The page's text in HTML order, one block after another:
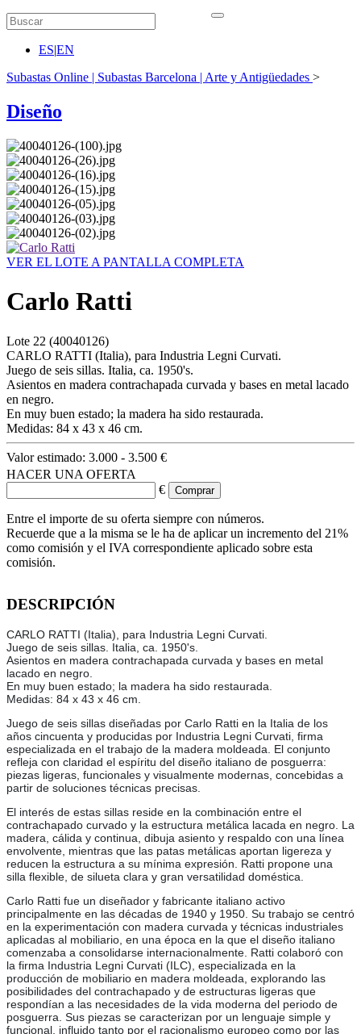
ES|EN
Subastas Online | Subastas Barcelona | Arte y Antigüedades >
Diseño
VER EL LOTE A PANTALLA COMPLETA
Carlo Ratti
Lote 22 (40040126)
CARLO RATTI (Italia), para Industria Legni Curvati.
Juego de seis sillas. Italia, ca. 1950's.
Asientos en madera contrachapada curvada y bases en metal lacado
en negro.
En muy buen estado; la madera ha sido restaurada.
Medidas: 84 x 43 x 46 cm.
Valor estimado: 3.000 - 3.500 €
HACER UNA OFERTA
€
Entre el importe de su oferta siempre con números.
Recuerde que a la misma se le ha de aplicar un incremento del 21%
como comisión y el IVA correspondiente aplicado sobre esta
comisión.
DESCRIPCIÓN
CARLO RATTI (Italia), para Industria Legni Curvati.
Juego de seis sillas. Italia, ca. 1950's.
Asientos en madera contrachapada curvada y bases en metal
lacado en negro.
En muy buen estado; la madera ha sido restaurada.
Medidas: 84 x 43 x 46 cm.
Juego de seis sillas diseñadas por Carlo Ratti en la Italia de los
años cincuenta y producidas por Industria Legni Curvati, firma
especializada en el trabajo de la madera moldeada. El conjunto
refleja con claridad el espíritu del diseño italiano de posguerra:
piezas ligeras, funcionales y visualmente modernas, concebidas a
partir de soluciones técnicas precisas.
El interés de estas sillas reside en la combinación entre el
contrachapado curvado y la estructura metálica lacada en negro. La
madera, cálida y continua, dibuja asiento y respaldo con una línea
envolvente, mientras que las patas metálicas aportan ligereza y
reducen la estructura a su mínima expresión. Ratti propone una
silla flexible, de silueta clara y gran versatilidad doméstica.
Carlo Ratti fue un diseñador y fabricante italiano activo
principalmente en las décadas de 1940 y 1950. Su trabajo se centró
en la experimentación con madera curvada y técnicas industriales
aplicadas al mobiliario, en una época en la que el diseño italiano
comenzaba a consolidarse internacionalmente. Ratti colaboró con
la firma Industria Legni Curvati (ILC), especializada en la
producción de mobiliario en madera moldeada, explorando las
posibilidades del contrachapado y de estructuras ligeras que
respondían a las necesidades de la vida moderna del periodo de
posguerra. Sus piezas se caracterizan por un lenguaje simple y
funcional, influido tanto por el racionalismo europeo como por las